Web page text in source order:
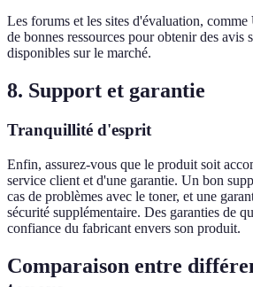
Les forums et les sites d'évaluation, comme
de bonnes ressources pour obtenir des avis
disponibles sur le marché.
8. Support et garantie
Tranquillité d'esprit
Enfin, assurez-vous que le produit soit
service client et d'une garantie. Un bon
cas de problèmes avec le toner, et une
sécurité supplémentaire. Des garanties de
confiance du fabricant envers son produit.
Comparaison entre